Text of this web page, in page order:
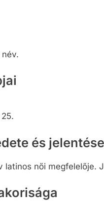
és jelentése
latinos női megfelelője.